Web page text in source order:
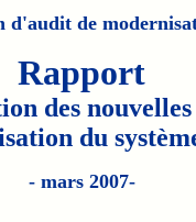
d'audit de
Rapport
des
du
- mars 2007-